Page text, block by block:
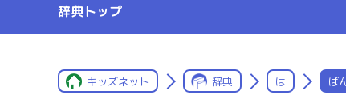
辞典トップ
キッズネット 辞典 は ば